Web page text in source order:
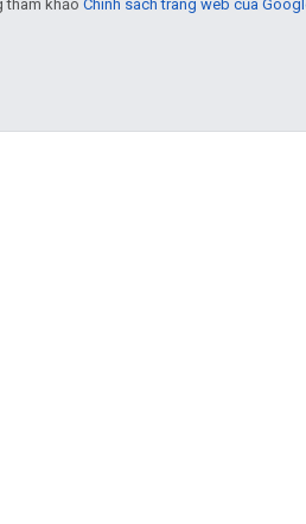
tham khảo Chính sách trang web của